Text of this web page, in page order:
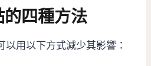
四種方法
以用以下方式減少其影響：